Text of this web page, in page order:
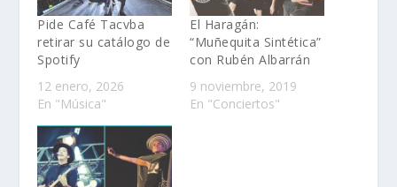
Pide Café Tacvba
retirar su catálogo de
Spotify
12 enero, 2026
En "Música"
El Haragán:
“Muñequita Sintética”
con Rubén Albarrán
9 noviembre, 2019
En "Conciertos"